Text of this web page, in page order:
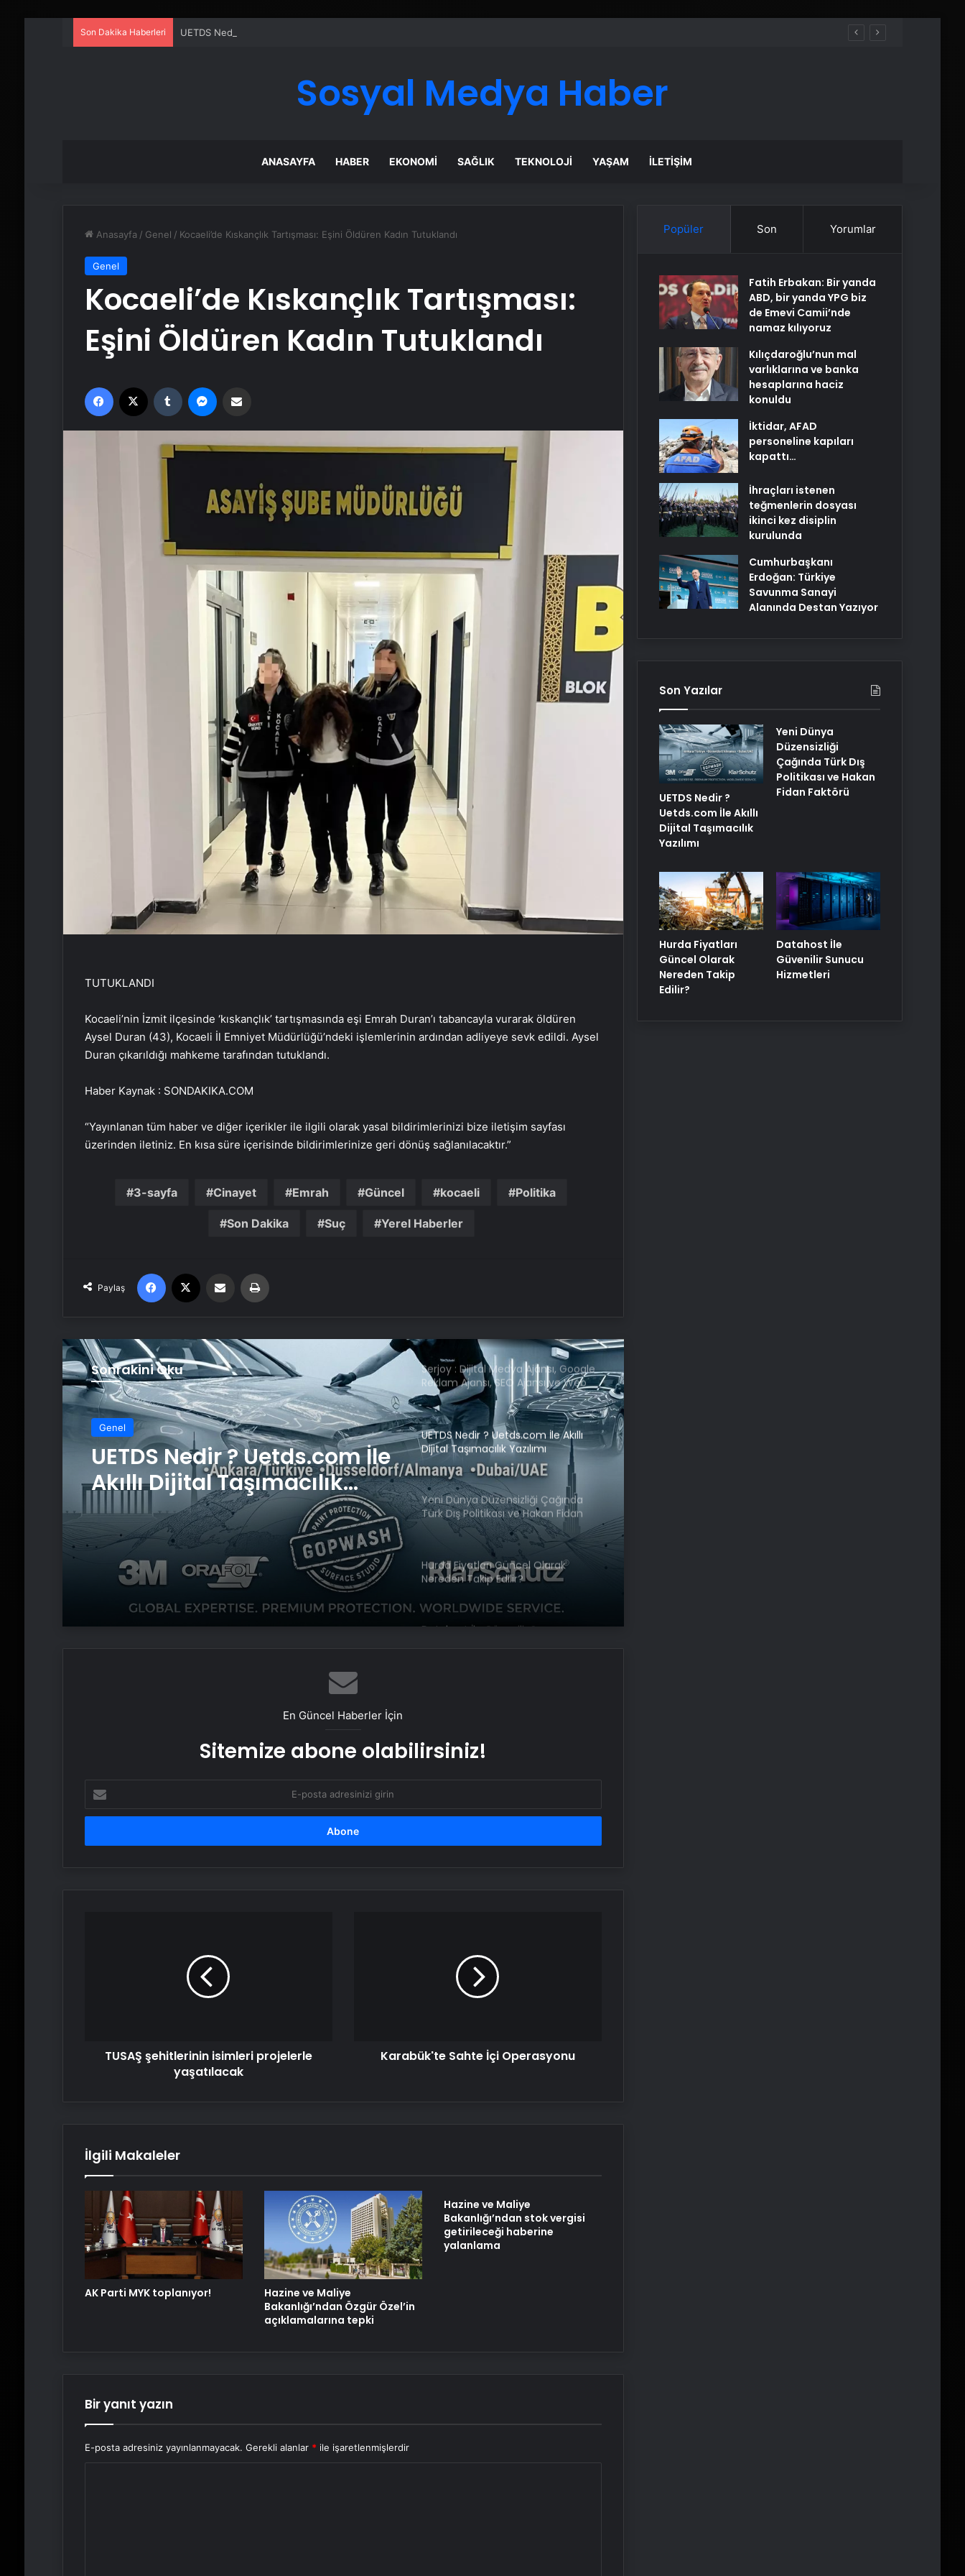
Son Dakika Haberleri UETDS Nedir ? Uetds.com İle Akıllı Dijital Taşımacılık Yazılımı
Sosyal Medya Haber
ANASAYFA HABER EKONOMI SAĞLIK TEKNOLOJI YAŞAM İLETIŞIM
Anasayfa / Genel / Kocaeli’de Kıskançlık Tartışması: Eşini Öldüren Kadın Tutuklandı
Genel
Kocaeli’de Kıskançlık Tartışması:
Eşini Öldüren Kadın Tutuklandı
Facebook Tumblr
TUTUKLANDI
Kocaeli’nin İzmit ilçesinde ‘kıskançlık’ tartışmasında eşi Emrah Duran’ı tabancayla vurarak öldüren
Aysel Duran (43), Kocaeli İl Emniyet Müdürlüğü’ndeki işlemlerinin ardından adliyeye sevk edildi. Aysel
Duran çıkarıldığı mahkeme tarafından tutuklandı.
Haber Kaynak : SONDAKIKA.COM
“Yayınlanan tüm haber ve diğer içerikler ile ilgili olarak yasal bildirimlerinizi bize iletişim sayfası
üzerinden iletiniz. En kısa süre içerisinde bildirimlerinize geri dönüş sağlanılacaktır.”
3-sayfa Cinayet Emrah Güncel kocaeli Politika
Son Dakika Suç Yerel Haberler
Paylaş
Facebook Email'den paylaş
Sonrakini Oku
Genel
UETDS Nedir ? Uetds.com İle
Akıllı Dijital Taşımacılık
Yazılımı
CHP Genel Başkanı Özgür Özel’e
provokatif paylaşım yapan şüpheli
tutuklandı
çıkanlar, ortaya çıkacakların
habercisidir
Erdoğan Başkanlığında Toplanıyor
Serjoy : Dijital Medya Ajansı, Google
Reklam Ajansı, SEO Ajansı ve Web
Tasarım Ajansı
UETDS Nedir ? Uetds.com İle Akıllı
Dijital Taşımacılık Yazılımı
Yeni Dünya Düzensizliği Çağında
Türk Dış Politikası ve Hakan Fidan
Faktörü
Hurda Fiyatları Güncel Olarak
Nereden Takip Edilir?
Datahost İle Güvenilir Sunucu
Özgür Özel ve ailesiyle ilgili
AK Parti MYK Toplantısı Ne Zaman?
MYK Konuları Neler, Hangi Konular
Görüşülecek? Cumhurbaşkanı
Erdoğan Başkanlığında Toplanıyor
Tasarım Ajansı
Hurda Fiyatları Güncel Olarak
Nereden Takip Edilir?
Datahost İle Güvenilir Sunucu
En Güncel Haberler İçin
Sitemize abone olabilirsiniz!
posta
adresinizi
TUSAŞ şehitlerinin isimleri projelerle
yaşatılacak
Karabük'te Sahte İçi Operasyonu
İlgili Makaleler
AK Parti MYK toplanıyor!
Hazine ve Maliye
Bakanlığı’ndan Özgür Özel’in
açıklamalarına tepki
Hazine ve Maliye
Bakanlığı’ndan stok vergisi
getirileceği haberine
yalanlama
Bir yanıt yazın
E-posta adresiniz yayınlanmayacak. Gerekli alanlar * ile işaretlenmişlerdir
Popüler Son Yorumlar
Fatih Erbakan: Bir yanda
ABD, bir yanda YPG biz
de Emevi Camii’nde
namaz kılıyoruz
Kılıçdaroğlu’nun mal
varlıklarına ve banka
hesaplarına haciz
konuldu
İktidar, AFAD
personeline kapıları
kapattı…
İhraçları istenen
teğmenlerin dosyası
ikinci kez disiplin
kurulunda
Cumhurbaşkanı
Erdoğan: Türkiye
Savunma Sanayi
Alanında Destan Yazıyor
Son Yazılar
UETDS Nedir ?
Uetds.com İle Akıllı
Dijital Taşımacılık
Yazılımı
Yeni Dünya
Düzensizliği
Çağında Türk Dış
Politikası ve Hakan
Fidan Faktörü
Hurda Fiyatları
Güncel Olarak
Nereden Takip
Edilir?
Datahost İle
Güvenilir Sunucu
Hizmetleri